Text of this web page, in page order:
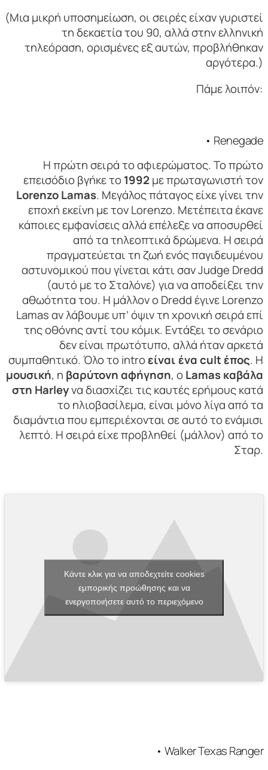
(Μια μικρή υποσημείωση, οι σειρές είχαν γυριστεί
τη δεκαετία του 90, αλλά στην ελληνική
τηλεόραση, ορισμένες εξ αυτών, προβλήθηκαν
αργότερα.)
Πάμε λοιπόν:
• Renegade
Η πρώτη σειρά το αφιερώματος. Το πρώτο
επεισόδιο βγήκε το1992 με πρωταγωνιστή τον
Lorenzo Lamas. Μεγάλος πάταγος είχε γίνει την
εποχή εκείνη με τον Lorenzo. Μετέπειτα έκανε
κάποιες εμφανίσεις αλλά επέλεξε να αποσυρθεί
από τα τηλεοπτικά δρώμενα. Η σειρά
πραγματεύεται τη ζωή ενός παγιδευμένου
αστυνομικού που γίνεται κάτι σαν Judge Dredd
(αυτό με το Σταλόνε) για να αποδείξει την
αθωότητα του. Η μάλλον ο Dredd έγινε Lorenzo
Lamas αν λάβουμε υπ’ όψιν τη χρονική σειρά επί
της οθόνης αντί του κόμικ. Εντάξει το σενάριο
δεν είναι πρωτότυπο, αλλά ήταν αρκετά
συμπαθητικό. Όλο το introείναι ένα cult έπος. Η
μουσική, η βαρύτονη αφήγηση, οLamas καβάλα
στη Harleyνα διασχίζει τις καυτές ερήμους κατά
το ηλιοβασίλεμα, είναι μόνο λίγα από τα
διαμάντια που εμπεριέχονται σε αυτό το ενάμισι
λεπτό. Η σειρά είχε προβληθεί (μάλλον) από το
Σταρ.
Κάντε κλικ για να αποδεχτείτε cookies
εμπορικής προώθησης και να
ενεργοποιήσετε αυτό το περιεχόμενο
• Walker Texas Ranger